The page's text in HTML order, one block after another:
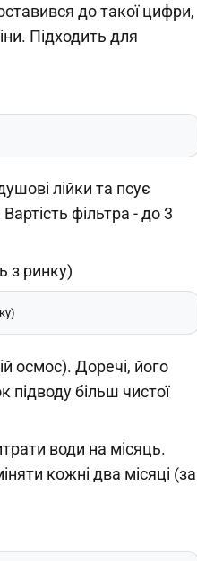
до такої цифри,
Підходить для
лійки та псує
фільтра - до 3
осмос). Доречі, його
підводу більш чистої
води на місяць.
кожні два місяці (за